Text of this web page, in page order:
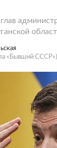
«Бывший СССР»)